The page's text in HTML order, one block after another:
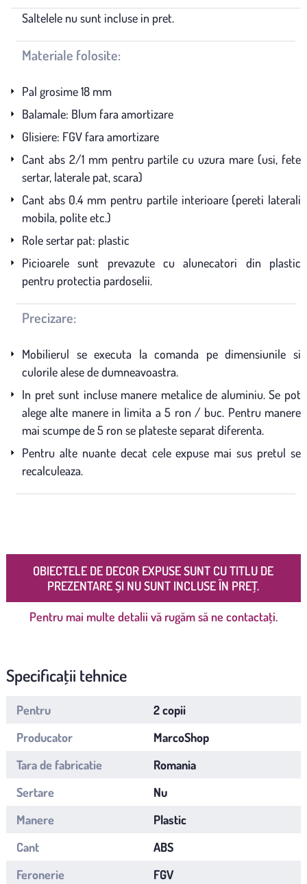
Saltelele nu sunt incluse in pret.
Materiale folosite:
Pal grosime 18 mm
Balamale: Blum fara amortizare
Glisiere: FGV fara amortizare
Cant abs 2/1 mm pentru partile cu uzura mare (usi, fete
sertar, laterale pat, scara)
Cant abs 0.4 mm pentru partile interioare (pereti laterali
mobila, polite etc.)
Role sertar pat: plastic
Picioarele sunt prevazute cu alunecatori din plastic
pentru protectia pardoselii.
Precizare:
Mobilierul se executa la comanda pe dimensiunile si
culorile alese de dumneavoastra.
In pret sunt incluse manere metalice de aluminiu. Se pot
alege alte manere in limita a 5 ron / buc. Pentru manere
mai scumpe de 5 ron se plateste separat diferenta.
Pentru alte nuante decat cele expuse mai sus pretul se
recalculeaza.
OBIECTELE DE DECOR EXPUSE SUNT CU TITLU DE
PREZENTARE ȘI NU SUNT INCLUSE ÎN PREȚ.
Pentru mai multe detalii vă rugăm să ne contactați.
Specificații tehnice
Pentru
2 copii
Producator
MarcoShop
Tara de fabricatie
Romania
Sertare
Nu
Manere
Plastic
Cant
ABS
Feronerie
FGV